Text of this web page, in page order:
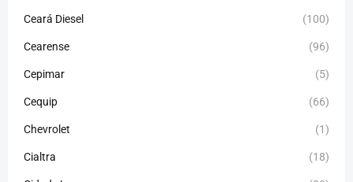
Ceará Diesel (100)
Cearense (96)
Cepimar (5)
Cequip (66)
Chevrolet (1)
Cialtra (18)